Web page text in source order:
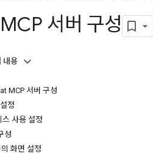
MCP 서버 구성
내용
MCP 서버 구성
정
스 사용 설정
성
의 화면 설정